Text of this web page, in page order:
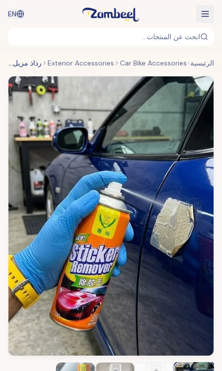
EN
ابحث عن المنتجات...
الرئيسية Car Bike Accessories
Exterior Accessories رذاذ مزيل الملصقات